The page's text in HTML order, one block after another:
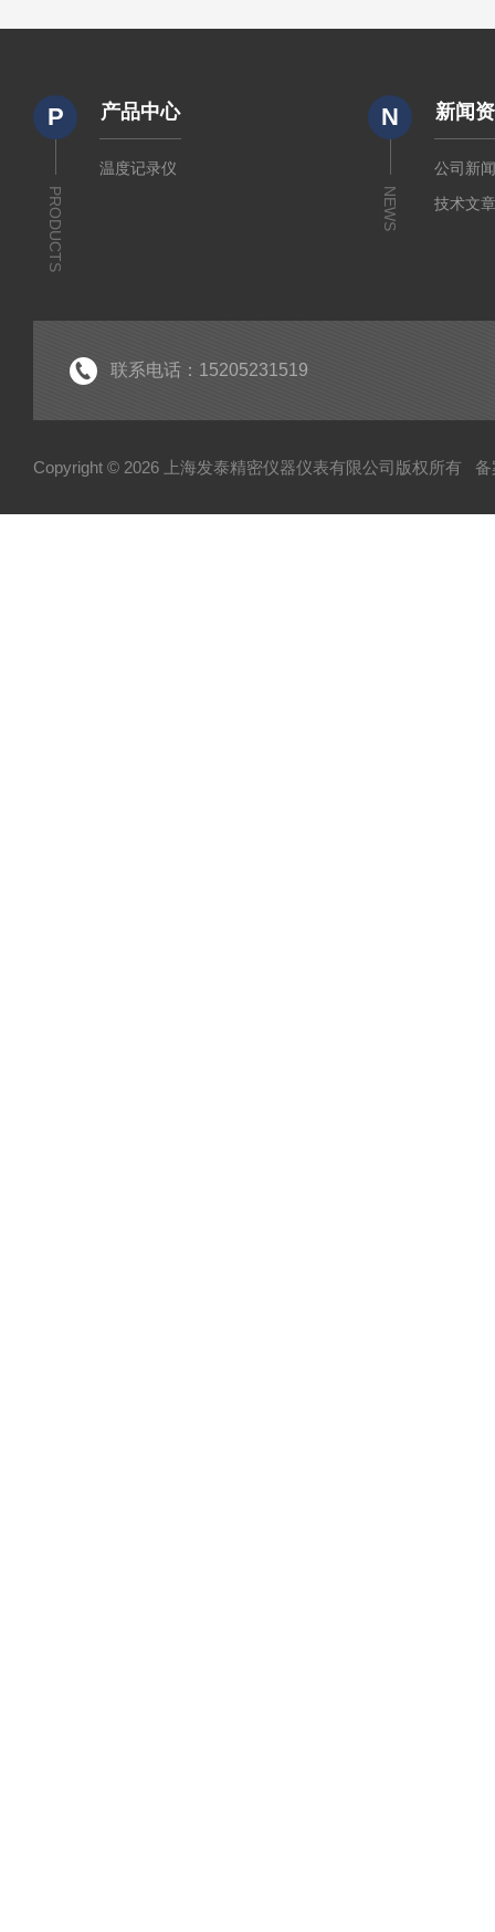
P
PRODUCTS
产品中心
温度记录仪
N
NEWS
新闻
公司新
技术文
联系电话：15205231519
Copyright © 2026 上海发泰精密仪器仪表有限公司版权所有 备